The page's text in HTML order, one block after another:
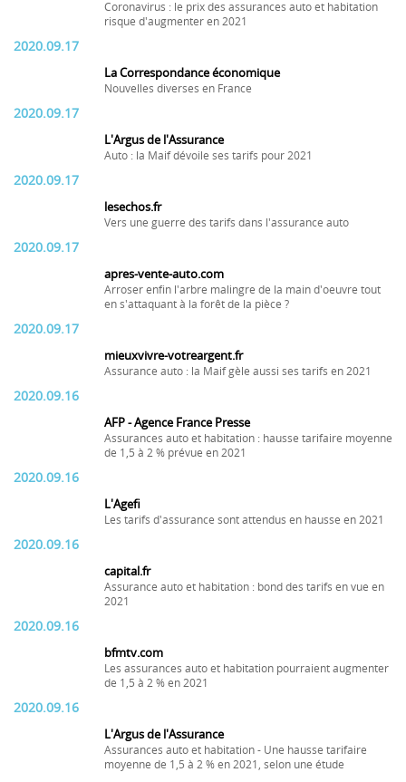
Coronavirus : le prix des assurances auto et habitation
risque d'augmenter en 2021
2020.09.17
La Correspondance économique
Nouvelles diverses en France
2020.09.17
L'Argus de l'Assurance
Auto : la Maif dévoile ses tarifs pour 2021
2020.09.17
lesechos.fr
Vers une guerre des tarifs dans l'assurance auto
2020.09.17
apres-vente-auto.com
Arroser enfin l'arbre malingre de la main d'oeuvre tout
en s'attaquant à la forêt de la pièce ?
2020.09.17
mieuxvivre-votreargent.fr
Assurance auto : la Maif gèle aussi ses tarifs en 2021
2020.09.16
AFP - Agence France Presse
Assurances auto et habitation : hausse tarifaire moyenne
de 1,5 à 2 % prévue en 2021
2020.09.16
L'Agefi
Les tarifs d'assurance sont attendus en hausse en 2021
2020.09.16
capital.fr
Assurance auto et habitation : bond des tarifs en vue en
2021
2020.09.16
bfmtv.com
Les assurances auto et habitation pourraient augmenter
de 1,5 à 2 % en 2021
2020.09.16
L'Argus de l'Assurance
Assurances auto et habitation - Une hausse tarifaire
moyenne de 1,5 à 2 % en 2021, selon une étude